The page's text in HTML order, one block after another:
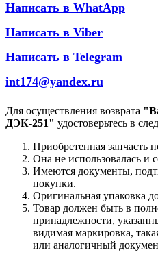
Написать в WhatApp
Написать в Viber
Написать в Telegram
int174@yandex.ru
Для осуществления возврата
ДЭК-251" удостоверьтесь в
Приобретенная запчасть
Она не использовалась и
Имеются документы,
покупки.
Оригинальная упаковка
Товар должен быть в
принадлежности,
видимая маркировка,
или аналогичный